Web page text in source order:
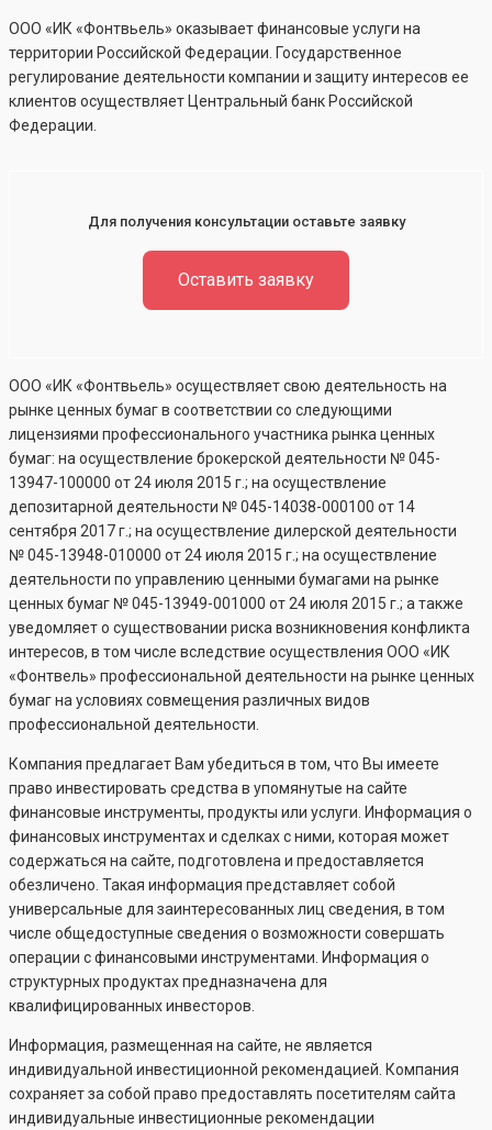
ООО «ИК «Фонтвьель» оказывает финансовые услуги на
территории Российской Федерации. Государственное
регулирование деятельности компании и защиту интересов ее
клиентов осуществляет Центральный банк Российской
Федерации.
Для получения консультации оставьте заявку
Оставить заявку
ООО «ИК «Фонтвьель» осуществляет свою деятельность на
рынке ценных бумаг в соответствии со следующими
лицензиями профессионального участника рынка ценных
бумаг: на осуществление брокерской деятельности №045-
13947-100000 от 24 июля 2015 г.; на осуществление
депозитарной деятельности №045-14038-000100 от 14
сентября 2017 г.; на осуществление дилерской деятельности
№045-13948-010000 от 24 июля 2015 г.; на осуществление
деятельности по управлению ценными бумагами на рынке
ценных бумаг №045-13949-001000 от 24 июля 2015 г.; а также
уведомляет о существовании риска возникновения конфликта
интересов, в том числе вследствие осуществления ООО «ИК
«Фонтвель» профессиональной деятельности на рынке ценных
бумаг на условиях совмещения различных видов
профессиональной деятельности.
Компания предлагает Вам убедиться в том, что Вы имеете
право инвестировать средства в упомянутые на сайте
финансовые инструменты, продукты или услуги. Информация о
финансовых инструментах и сделках с ними, которая может
содержаться на сайте, подготовлена и предоставляется
обезличено. Такая информация представляет собой
универсальные для заинтересованных лиц сведения, в том
числе общедоступные сведения о возможности совершать
операции с финансовыми инструментами. Информация о
структурных продуктах предназначена для
квалифицированных инвесторов.
Информация, размещенная на сайте, не является
индивидуальной инвестиционной рекомендацией. Компания
сохраняет за собой право предоставлять посетителям сайта
индивидуальные инвестиционные рекомендации